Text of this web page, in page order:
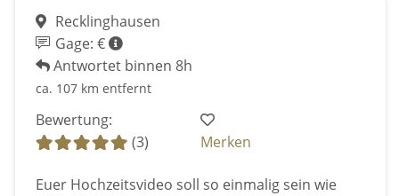
Recklinghausen
Gage: €
Antwortet binnen 8h
ca. 107 km entfernt
Bewertung:
(3)
Merken
Euer Hochzeitsvideo soll so einmalig sein wie